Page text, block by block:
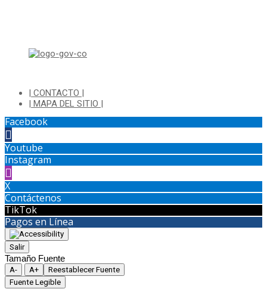
| CONTACTO |
| MAPA DEL SITIO |
Facebook
Youtube
Instagram
X
Contáctenos
TikTok
Pagos en Línea
Salir
Tamaño Fuente
A- A+
Reestablecer Fuente
Fuente Legible